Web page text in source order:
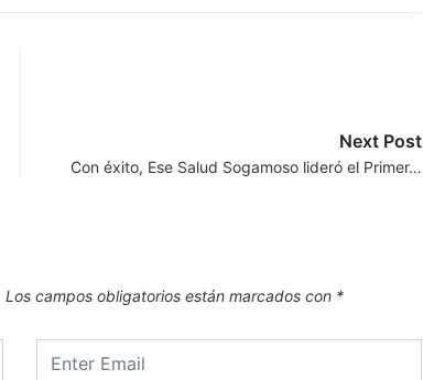
Next Post
Con éxito, Ese Salud Sogamoso lideró el Primer…
Los campos obligatorios están marcados con *